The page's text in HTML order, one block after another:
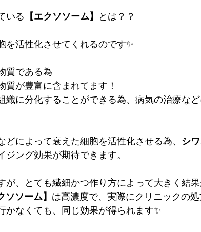
いる 【エクソソーム】 とは？？
を活性化させてくれるのです✨
質である為
が豊富に含まれてます！
織に分化することができる為、病気の治療な
によって衰えた細胞を活性化させる為、 シ
ジング効果が期待できます。
が、とても繊細かつ作り方によって大きく結
ソソーム】 は高濃度で、実際にクリニックの
かなくても、同じ効果が得られます✨